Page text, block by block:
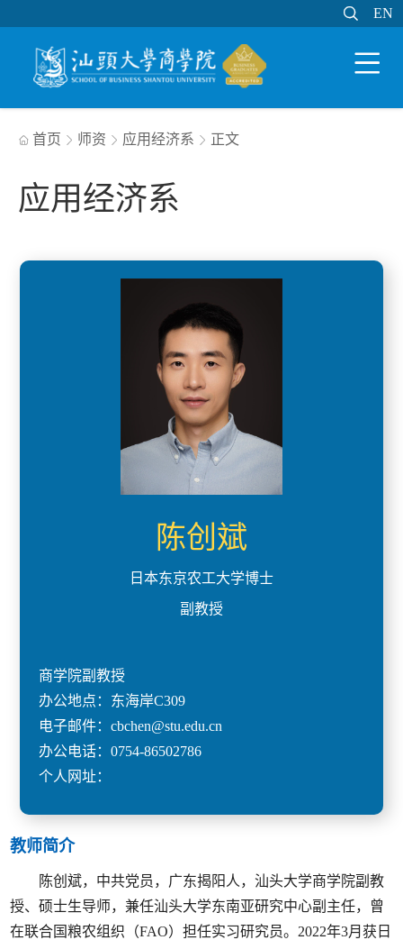
 EN
 EN

 首页  师资  应用经济系  正文
应用经济系
陈创斌
日本东京农工大学博士
副教授
商学院副教授
办公地点：东海岸C309
电子邮件：cbchen@stu.edu.cn
办公电话：0754-86502786
个人网址：
教师简介
陈创斌，中共党员，广东揭阳人，汕头大学商学院副教
授、硕士生导师，兼任汕头大学东南亚研究中心副主任，曾
在联合国粮农组织（FAO）担任实习研究员。2022年3月获日